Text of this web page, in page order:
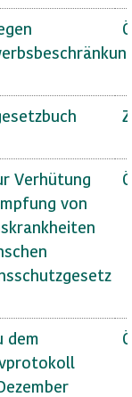
Verhütung
von
dem